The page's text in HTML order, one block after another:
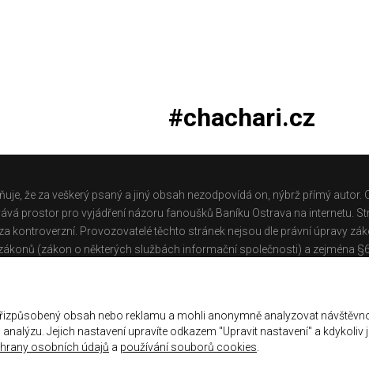
#chachari.cz
že za veškerý psaný a jiný obsah nezodpovídá on, nýbrž přímý
prostor pro vyjádření názoru fanoušků Baníku Ostrava na internetu.
kontroverzní. Provozovatelé těchto stránek nejsou dle právní úpravy
(zákon o některých službách informační společnosti) a zejména
obsah nebo reklamu a mohli anonymně analyzovat
Jejich nastavení upravíte odkazem "Upravit nastavení" a kdykoliv
osobních údajů a používání souborů cookies